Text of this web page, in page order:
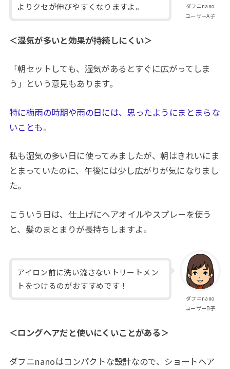
ダフニnano
ユーザーA子
よりクセが伸びやすくなりますよ。
＜湿気が多いと効果が持続しにくい＞
「朝セットしても、湿気があるとすぐに広がってしま
う」という意見もあります。
特に梅雨の時期や雨の日には、思ったようにまとまらな
いことも。
私も湿気の多い日に使ってみましたが、朝はきれいにま
とまっていたのに、午後には少し広がりが気になりまし
た。
こういう日は、仕上げにヘアオイルやスプレーを使う
と、髪のまとまりが長持ちしますよ。
ダフニnano
ユーザーB子
アイロン前に洗い流さないトリートメン
トをつけるのがおすすめです！
＜ロングヘアだと使いにくいことがある＞
ダフニnanoはコンパクトな設計なので、ショートヘア